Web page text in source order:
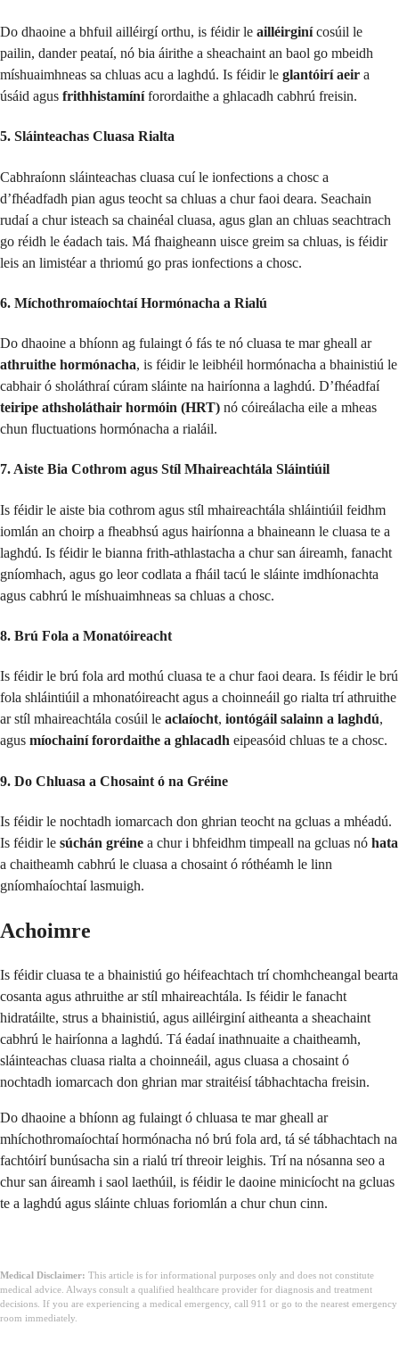
Do dhaoine a bhfuil ailléirgí orthu, is féidir le ailléirginícosúil le
pailin, dander peataí, nó bia áirithe a sheachaint an baol go mbeidh
míshuaimhneas sa chluas acu a laghdú. Is féidir le glantóirí aeir a
úsáid agus frithhistamíníforordaithe a ghlacadh cabhrú freisin.
5. Sláinteachas Cluasa Rialta
Cabhraíonn sláinteachas cluasa cuí le ionfections a chosc a
d’fhéadfadh pian agus teocht sa chluas a chur faoi deara. Seachain
rudaí a chur isteach sa chainéal cluasa, agus glan an chluas seachtrach
go réidh le éadach tais. Má fhaigheann uisce greim sa chluas, is féidir
leis an limistéar a thriomú go pras ionfections a chosc.
6. Míchothromaíochtaí Hormónacha a Rialú
Do dhaoine a bhíonn ag fulaingt ó fás te nó cluasa te mar gheall ar
athruithe hormónacha, is féidir le leibhéil hormónacha a bhainistiú le
cabhair ó sholáthraí cúram sláinte na hairíonna a laghdú. D’fhéadfaí
teiripe athsholáthair hormóin (HRT) nó cóireálacha eile a mheas
chun fluctuations hormónacha a rialáil.
7. Aiste Bia Cothrom agus Stíl Mhaireachtála Sláintiúil
Is féidir le aiste bia cothrom agus stíl mhaireachtála shláintiúil feidhm
iomlán an choirp a fheabhsú agus hairíonna a bhaineann le cluasa te a
laghdú. Is féidir le bianna frith-athlastacha a chur san áireamh, fanacht
gníomhach, agus go leor codlata a fháil tacú le sláinte imdhíonachta
agus cabhrú le míshuaimhneas sa chluas a chosc.
8. Brú Fola a Monatóireacht
Is féidir le brú fola ard mothú cluasa te a chur faoi deara. Is féidir le brú
fola shláintiúil a mhonatóireacht agus a choinneáil go rialta trí athruithe
ar stíl mhaireachtála cosúil le aclaíocht, iontógáil salainn a laghdú,
agus míochainí forordaithe a ghlacadh eipeasóid chluas te a chosc.
9. Do Chluasa a Chosaint ó na Gréine
Is féidir le nochtadh iomarcach don ghrian teocht na gcluas a mhéadú.
Is féidir le súchán gréine a chur i bhfeidhm timpeall na gcluas nó hata
a chaitheamh cabhrú le cluasa a chosaint ó róthéamh le linn
gníomhaíochtaí lasmuigh.
Achoimre
Is féidir cluasa te a bhainistiú go héifeachtach trí chomhcheangal bearta
cosanta agus athruithe ar stíl mhaireachtála. Is féidir le fanacht
hidratáilte, strus a bhainistiú, agus ailléirginí aitheanta a sheachaint
cabhrú le hairíonna a laghdú. Tá éadaí inathnuaite a chaitheamh,
sláinteachas cluasa rialta a choinneáil, agus cluasa a chosaint ó
nochtadh iomarcach don ghrian mar straitéisí tábhachtacha freisin.
Do dhaoine a bhíonn ag fulaingt ó chluasa te mar gheall ar
mhíchothromaíochtaí hormónacha nó brú fola ard, tá sé tábhachtach na
fachtóirí bunúsacha sin a rialú trí threoir leighis. Trí na nósanna seo a
chur san áireamh i saol laethúil, is féidir le daoine minicíocht na gcluas
te a laghdú agus sláinte chluas foriomlán a chur chun cinn.
Medical Disclaimer: This article is for informational purposes only and does not constitute
medical advice. Always consult a qualified healthcare provider for diagnosis and treatment
decisions. If you are experiencing a medical emergency, call 911 or go to the nearest emergency
room immediately.